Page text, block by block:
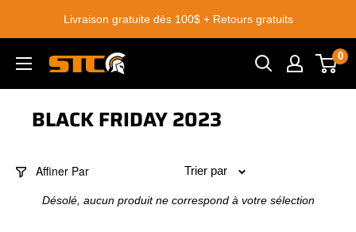
contenu
Livraison gratuite dès 100$ + Retours gratuits
STC
Footwear
0
BLACK FRIDAY 2023
Affiner Par Trier par
Désolé, aucun produit ne correspond à votre sélection